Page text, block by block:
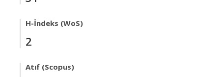
H-İndeks (WoS)
2
Atıf (Scopus)